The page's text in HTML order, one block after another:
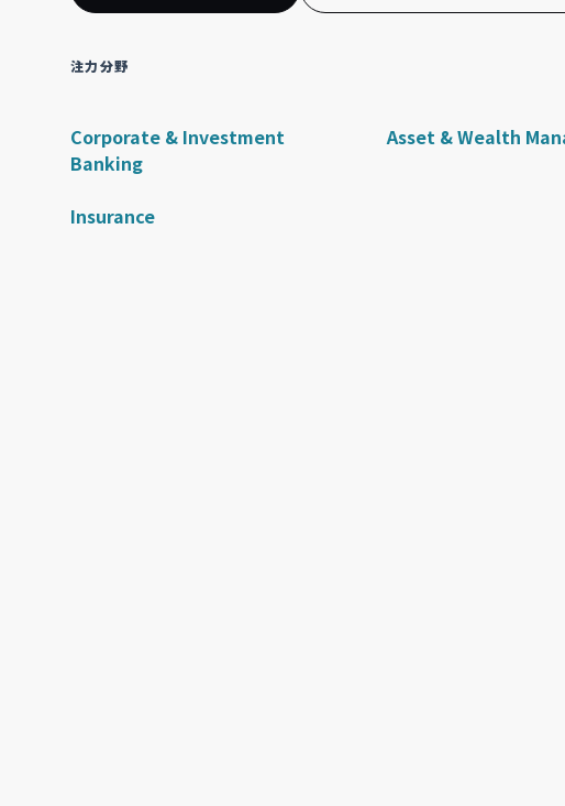
注力分野
Corporate & Investment
Banking
Insurance
Asset & Wealth